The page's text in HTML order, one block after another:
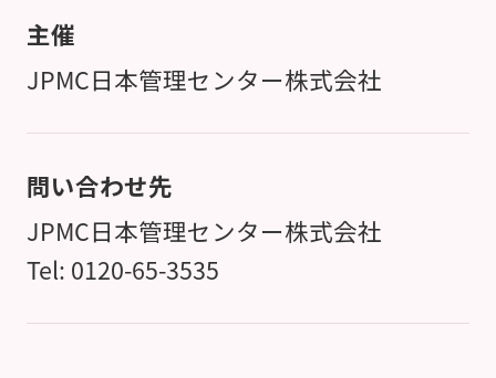
主催
JPMC日本管理センター株式会社
問い合わせ先
JPMC日本管理センター株式会社
Tel: 0120-65-3535